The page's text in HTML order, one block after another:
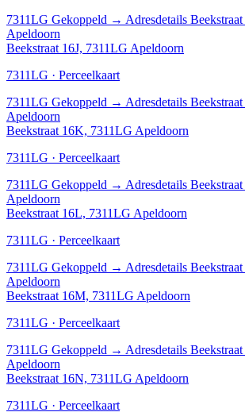
7311LG Gekoppeld → Adresdetails
Apeldoorn
Beekstraat 16J, 7311LG Apeldoorn
7311LG · Perceelkaart
7311LG Gekoppeld → Adresdetails
Apeldoorn
Beekstraat 16K, 7311LG Apeldoorn
7311LG · Perceelkaart
7311LG Gekoppeld → Adresdetails
Apeldoorn
Beekstraat 16L, 7311LG Apeldoorn
7311LG · Perceelkaart
7311LG Gekoppeld → Adresdetails
Apeldoorn
Beekstraat 16M, 7311LG Apeldoorn
7311LG · Perceelkaart
7311LG Gekoppeld → Adresdetails
Apeldoorn
Beekstraat 16N, 7311LG Apeldoorn
7311LG · Perceelkaart